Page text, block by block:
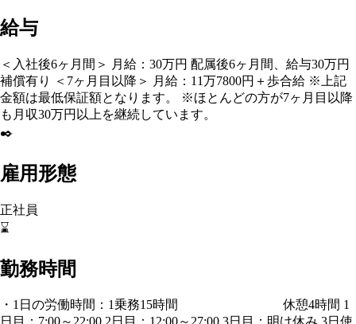
給与
＜入社後6ヶ月間＞ 月給：30万円 配属後6ヶ月間、給与30万円
補償有り ＜7ヶ月目以降＞ 月給：11万7800円＋歩合給 ※上記
金額は最低保証額となります。 ※ほとんどの方が7ヶ月目以降
も月収30万円以上を継続しています。
✒️
雇用形態
正社員
⌛
勤務時間
・1日の労働時間：1乗務15時間 休憩4時間 1